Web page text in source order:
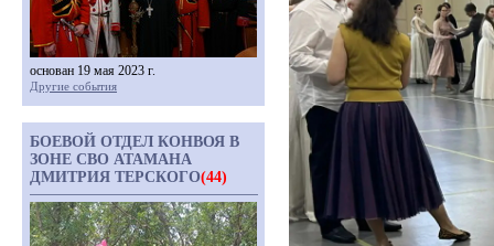
основан 19 мая 2023 г.
Другие события
БОЕВОЙ ОТДЕЛ КОНВОЯ В
ЗОНЕ СВО АТАМАНА
ДМИТРИЯ ТЕРСКОГО(44)